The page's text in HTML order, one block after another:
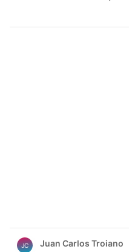
JC Juan Carlos Troiano